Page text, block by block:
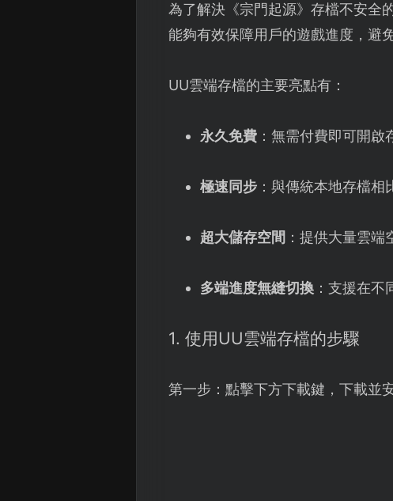
為了解決《宗門起源》存檔不安全
能夠有效保障用戶的遊戲進度，避
UU雲端存檔的主要亮點有：
永久免費：無需付費即可開啟
極速同步：與傳統本地存檔相
超大儲存空間 ：提供大量雲
多端進度無縫切換：支援在不
1. 使用UU雲端存檔的步驟
第一步：點擊下方下載鍵，下載並